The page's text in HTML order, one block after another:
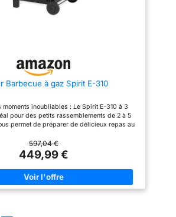
Barbecue à gaz Spirit E-310
moments inoubliables : Le Spirit E-310 à 3
pour des petits rassemblements de 2 à 5
permet de préparer de délicieux repas au
précision : Savourez des grillades cuites de
grâce à une chaleur uniforme qui atteint
idéale ; l’allumage Snap-Jet vous
les brûleurs facilement d’une seule main
: Le support de maintien au chaud garde
idéale ou cuisine de petits aliments
597,04 €
449,99 €